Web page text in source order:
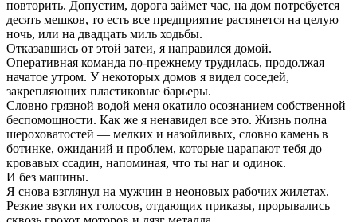
повторить. Допустим, дорога займет час, на дом потребуется
десять мешков, то есть все предприятие растянется на целую
ночь, или на двадцать миль ходьбы.
Отказавшись от этой затеи, я направился домой.
Оперативная команда по-прежнему трудилась, продолжая
начатое утром. У некоторых домов я видел соседей,
закрепляющих пластиковые барьеры.
Словно грязной водой меня окатило осознанием собственной
беспомощности. Как же я ненавидел все это. Жизнь полна
шероховатостей — мелких и назойливых, словно камень в
ботинке, ожиданий и проблем, которые царапают тебя до
кровавых ссадин, напоминая, что ты наг и одинок.
И без машины.
Я снова взглянул на мужчин в неоновых рабочих жилетах.
Резкие звуки их голосов, отдающих приказы, прорывались